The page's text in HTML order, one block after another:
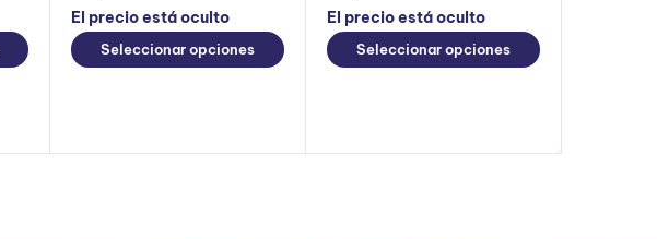
El precio está oculto
Seleccionar opciones
El precio está oculto
Seleccionar opciones